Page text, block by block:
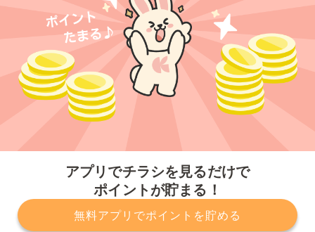
アプリでチラシを見るだけで
ポイントが貯まる！
無料アプリでポイントを貯める